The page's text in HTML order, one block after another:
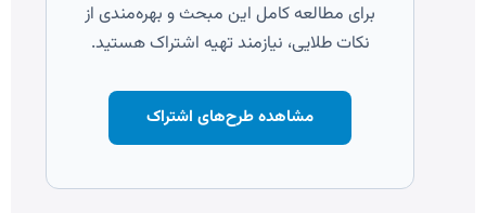
برای مطالعه کامل این مبحث و بهره‌مندی از
نکات طلایی، نیازمند تهیه اشتراک هستید.
مشاهده طرح‌های اشتراک